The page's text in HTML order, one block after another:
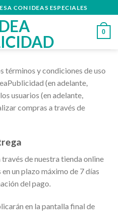
CON IDEAS ESPECIALES
0
términos y condiciones de uso
(en adelante,
usuarios (en adelante,
compras a través de
de nuestra tienda online
un plazo máximo de 7 días
del pago.
en la pantalla final de